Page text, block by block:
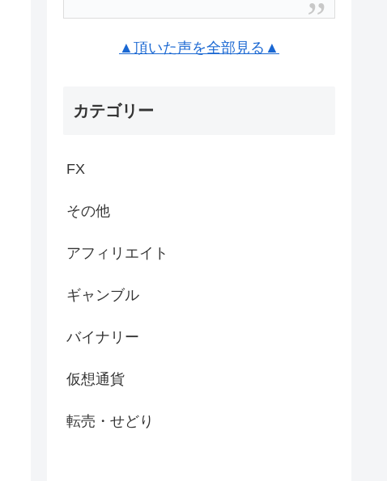
▲頂いた声を全部見る▲
カテゴリー
FX
その他
アフィリエイト
ギャンブル
バイナリー
仮想通貨
転売・せどり